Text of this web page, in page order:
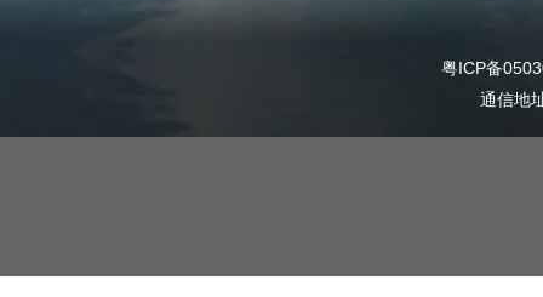
粤ICP备
通信地